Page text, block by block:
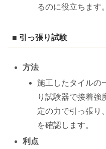
るのに役立ちます。
■ 引っ張り試験
方法
施工したタイルの
り試験器で接着強
定の力で引っ張り
を確認します。
利点